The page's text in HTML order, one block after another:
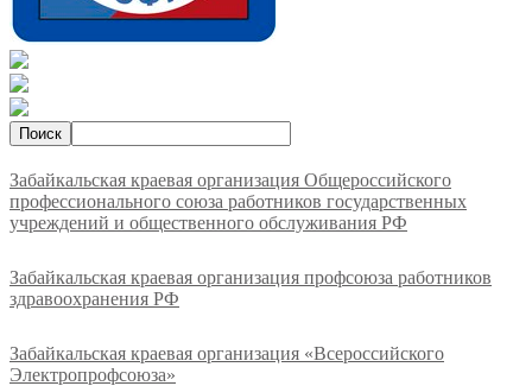
Забайкальская краевая организация Общероссийского
профессионального союза работников государственных
учреждений и общественного обслуживания РФ
Забайкальская краевая организация профсоюза работников
здравоохранения РФ
Забайкальская краевая организация «Всероссийского
Электропрофсоюза»